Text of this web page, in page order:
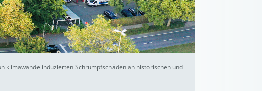
klimawandelinduzierten Schrumpfschäden an historischen und